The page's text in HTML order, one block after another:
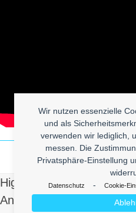
Wir nutzen essenzielle
und als
verwenden wir lediglich,
messen. Die
Privatsphäre-Einstellung
Datenschutz - Cookie-
High Quality Uberlol
And Send Us Yours!